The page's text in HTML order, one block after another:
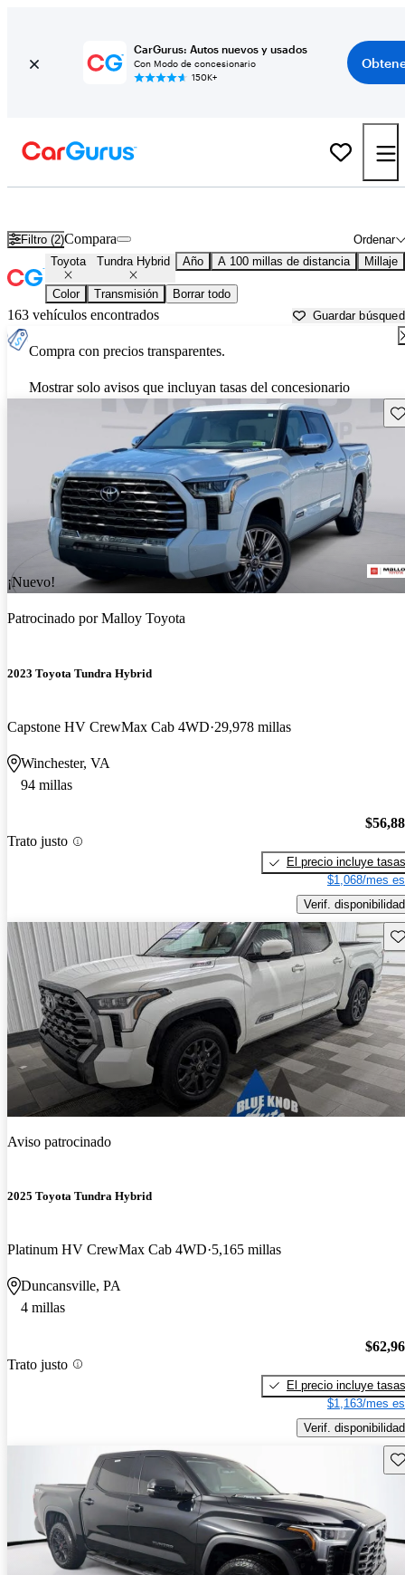
CarGurus: Autos nuevos y usados
Con Modo de concesionario
150K+
Filtro (2) Ordenar
Compara
Toyota Tundra Hybrid Año A 100 millas de distancia Millaje
Color Transmisión Borrar todo
163 vehículos encontrados Guardar
Compra con precios transparentes.
Mostrar solo avisos que incluyan tasas del concesionario
¡Nuevo!
Patrocinado porMalloy Toyota
2023 Toyota Tundra Hybrid
Capstone HV CrewMax Cab 4WD 29,978 millas
Winchester, VA
94 millas
Trato justo
El precio incluye tasas
$1,068/mes
Verif. disponibilidad
Aviso patrocinado
2025 Toyota Tundra Hybrid
Platinum HV CrewMax Cab 4WD 5,165 millas
Duncansville, PA
4 millas
Trato justo
El precio incluye tasas
$1,163/mes
Verif. disponibilidad